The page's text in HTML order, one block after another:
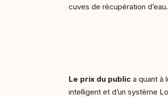
cuves de récupération d’eau.
Le prix du public a quant à
intelligent et d’un système